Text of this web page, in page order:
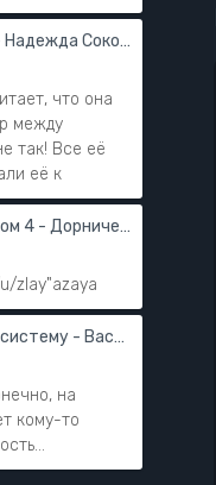
Леди-иномирянка - Надежда Соколова
что она
между
так! Все её
её к
Пожиратель душ. Том 4 - Дорничев Дмитрий
zlay"azaya
S-T-I-K-S. Сломать систему - Василий Мушинский
на
кому-то